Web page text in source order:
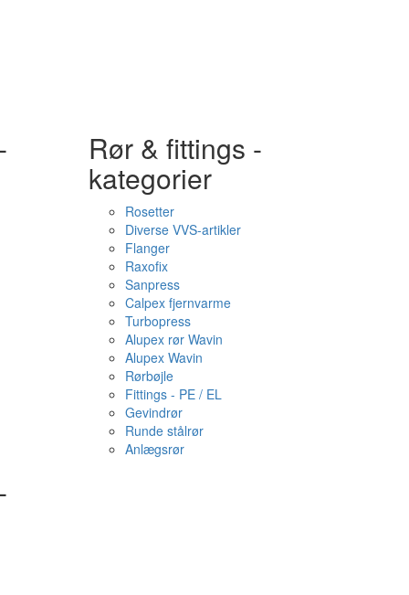
Rør & fittings -
kategorier
Rosetter
Diverse VVS-artikler
Flanger
Raxofix
Sanpress
Calpex fjernvarme
Turbopress
Alupex rør Wavin
Alupex Wavin
Rørbøjle
Fittings - PE / EL
Gevindrør
Runde stålrør
Anlægsrør